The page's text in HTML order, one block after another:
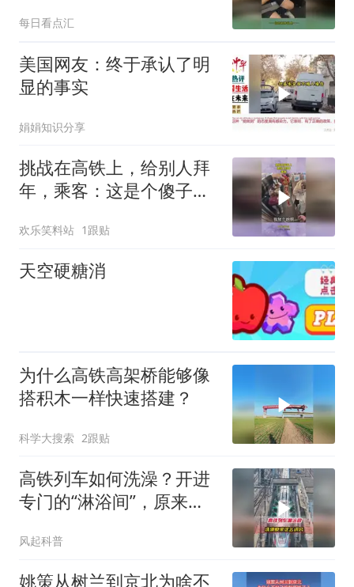
每日看点汇
美国网友：终于承认了明
显的事实
娟娟知识分享
挑战在高铁上，给别人拜
年，乘客：这是个傻子
欢乐笑料站 1跟贴
天空硬糖消
为什么高铁高架桥能够像
搭积木一样快速搭建？
科学大搜索 2跟贴
高铁列车如何洗澡？开进
专门的“淋浴间”，原来过
风起科普
姚策从树兰到京北为啥不